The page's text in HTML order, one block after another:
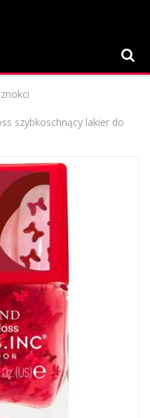
szybkoschnący lakier do